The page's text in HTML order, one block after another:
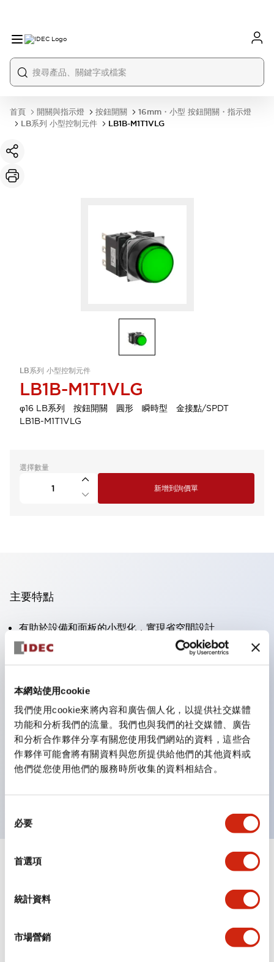
本網站使用cookie
我們使用cookie來將內容和廣告個人化，以提供社交媒體
功能和分析我們的流量。我們也與我們的社交媒體、廣告
和分析合作夥伴分享有關您使用我們網站的資料，這些合
作夥伴可能會將有關資料與您所提供給他們的其他資料或
他們從您使用他們的服務時所收集的資料相結合。
必要
首選項
統計資料
市場營銷
首頁 開關與指示燈 按鈕開關
16mm・小型 按鈕開關・指示燈
LB系列 小型控制元件
LB1B-M1T1VLG
LB系列 小型控制元件
LB1B-M1T1VLG
φ16 LB系列 按鈕開關 圓形 瞬時型 金接點/SPDT
LB1B-M1T1VLG
選擇數量
新增到詢價單
主要特點
有助於設備和面板的小型化，實現省空間設計
支持分離型／一體板型
豐富的顏色變化
也提供可標記的照光鏡片類型（非照光）
桿開關等
優異的防水性能。保護結構IP65
按鈕開關、選擇開關、帶鎖選擇開關最大支持3c接點。
LED照光帶來明亮且鮮明的照光面
可用專用配件輕鬆更換為Φ22閃光輪廓型
規格 顯示全部+
審美規範
環境規範